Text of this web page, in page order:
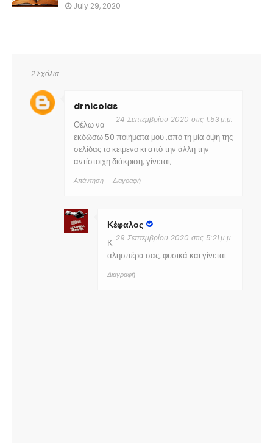
July 29, 2020
2 Σχόλια
drnicolas
24 Σεπτεμβρίου 2020 στις 1:53 μ.μ.
Θέλω να
εκδώσω 50 ποιήματα μου ,από τη μία όψη της
σελίδας το κείμενο κι από την άλλη την
αντίστοιχη διάκριση, γίνεται;
Απάντηση Διαγραφή
Κέφαλος
29 Σεπτεμβρίου 2020 στις 5:21 μ.μ.
Κ
αλησπέρα σας, φυσικά και γίνεται.
Διαγραφή